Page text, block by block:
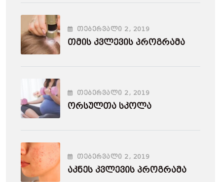
ᲗᲔᲑᲔᲠᲕᲐᲚᲘ 2, 2019
Თმის Კვლევის Პროგრამა
ᲗᲔᲑᲔᲠᲕᲐᲚᲘ 2, 2019
Ორსულთა Სკოლა
ᲗᲔᲑᲔᲠᲕᲐᲚᲘ 2, 2019
Აკნეს Კვლევის Პროგრამა